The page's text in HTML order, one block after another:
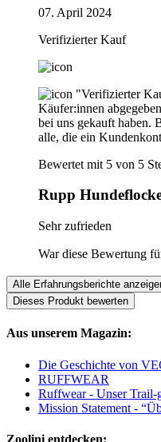
07. April 2024
Verifizierter Kauf
"Verifizierter
Käufer:innen
bei uns gekauft haben.
alle, die ein
Bewertet mit 5 von 5
Rupp
Sehr zufrieden
War diese Bewertung
Alle Erfahrungsberichte
Dieses Produkt bewerten
Aus unserem Magazin:
Die Geschichte von
RUFFWEAR
Ruffwear - Unser Trail-
Mission Statement -
Zoolini entdecken: